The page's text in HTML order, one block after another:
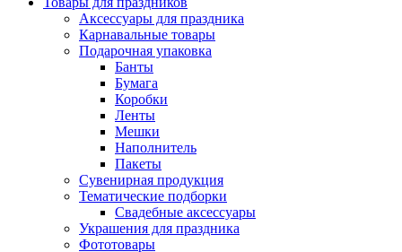
Аксессуары для праздника
Карнавальные товары
Подарочная упаковка
Банты
Бумага
Коробки
Ленты
Мешки
Наполнитель
Пакеты
Сувенирная продукция
Тематические подборки
Свадебные аксессуары
Украшения для праздника
Фототовары